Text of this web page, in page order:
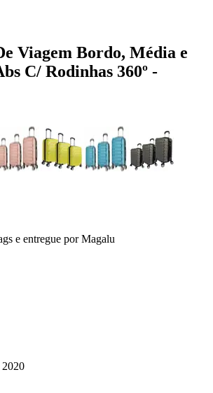
Viagem Bordo, Média e
C/ Rodinhas 360º -
e entregue por Magalu